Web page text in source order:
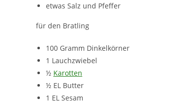
etwas Salz und Pfeffer
für den Bratling
100 Gramm Dinkelkörner
1 Lauchzwiebel
½ Karotten
½ EL Butter
1 EL Sesam